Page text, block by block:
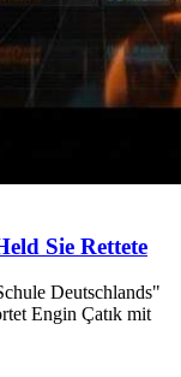
Sie Rettete
Deutschlands"
Engin Çatık mit